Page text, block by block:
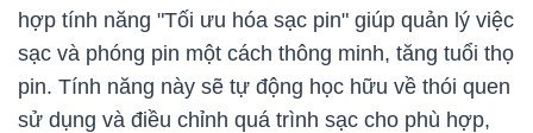
hợp tính năng "Tối ưu hóa sạc pin" giúp quản lý việc
sạc và phóng pin một cách thông minh, tăng tuổi thọ
pin. Tính năng này sẽ tự động học hữu về thói quen
sử dụng và điều chỉnh quá trình sạc cho phù hợp,